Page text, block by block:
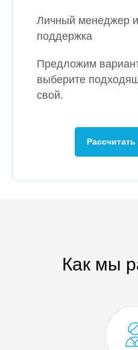
Личный менеджер и
поддержка
Предложим
выберите
свой.
Как мы